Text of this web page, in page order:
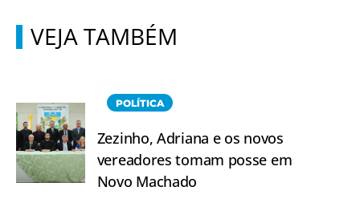
VEJA TAMBÉM
POLÍTICA
Zezinho, Adriana e os novos
vereadores tomam posse em
Novo Machado